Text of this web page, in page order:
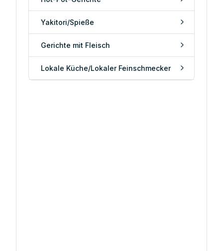
Yakitori/Spieße
Gerichte mit Fleisch
Lokale Küche/Lokaler Feinschmecker